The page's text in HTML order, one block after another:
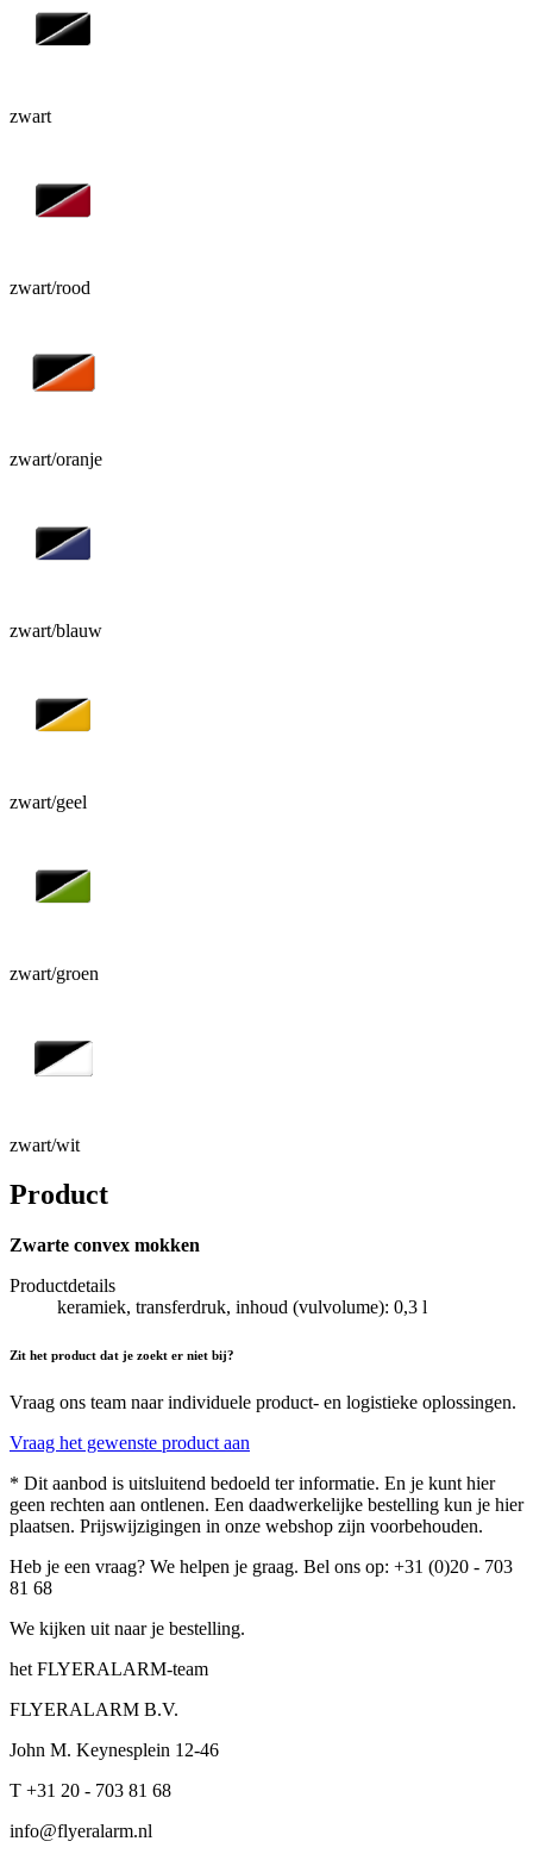
zwart
zwart/rood
zwart/oranje
zwart/blauw
zwart/geel
zwart/groen
zwart/wit
Product
Zwarte convex mokken
Productdetails
keramiek, transferdruk, inhoud (vulvolume): 0,3 l
Zit het product dat je zoekt er niet bij?
Vraag ons team naar individuele product- en logistieke oplossingen.
Vraag het gewenste product aan
* Dit aanbod is uitsluitend bedoeld ter informatie. En je kunt hier
geen rechten aan ontlenen. Een daadwerkelijke bestelling kun je hier
plaatsen. Prijswijzigingen in onze webshop zijn voorbehouden.
Heb je een vraag? We helpen je graag. Bel ons op: +31 (0)20 - 703
81 68
We kijken uit naar je bestelling.
het FLYERALARM-team
FLYERALARM B.V.
John M. Keynesplein 12-46
T +31 20 - 703 81 68
info@flyeralarm.nl